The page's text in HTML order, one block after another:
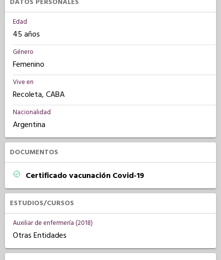
DATOS PERSONALES
Edad
45 años
Género
Femenino
Vive en
Recoleta, CABA
Nacionalidad
Argentina
DOCUMENTOS
Certificado vacunación Covid-19
ESTUDIOS/CURSOS
Auxiliar de enfermería (2018)
Otras Entidades